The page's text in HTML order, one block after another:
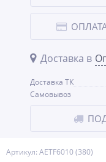
Артикул: AETF6010 (380)
Доставка в
Доставка ТК
Самовывоз